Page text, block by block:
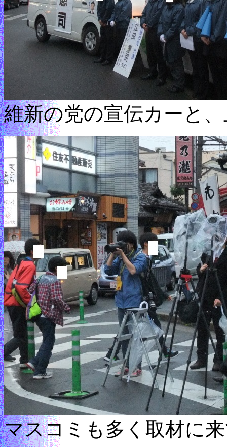
維新の党の宣伝カーと
マスコミも多く取材に